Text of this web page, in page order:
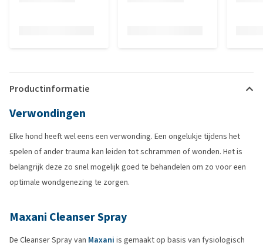
Productinformatie
Verwondingen
Elke hond heeft wel eens een verwonding. Een ongelukje tijdens het
spelen of ander trauma kan leiden tot schrammen of wonden. Het is
belangrijk deze zo snel mogelijk goed te behandelen om zo voor een
optimale wondgenezing te zorgen.
Maxani Cleanser Spray
De Cleanser Spray van Maxani is gemaakt op basis van fysiologisch